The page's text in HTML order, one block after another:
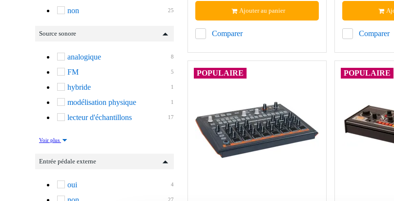
25
non
Source sonore
8
analogique
5
FM
1
hybride
1
modélisation physique
17
lecteur d'échantillons
Voir plus
Entrée pédale externe
4
oui
27
Comparer
Ajouter au panier
Comparer
POPULAIRE POPULAIRE